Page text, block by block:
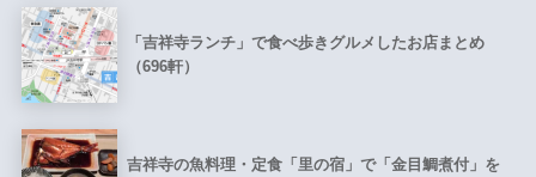
「吉祥寺ランチ」で食べ歩きグルメしたお店まとめ
（696軒）
吉祥寺の魚料理・定食「里の宿」で「金目鯛煮付」を